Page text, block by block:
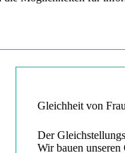
Gleichheit von
Der
Wir bauen